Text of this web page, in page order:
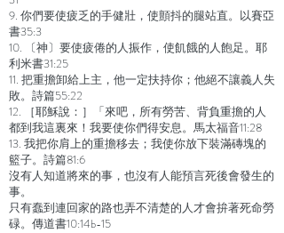
9. 你們要使疲乏的手健壯，使顫抖的腿站直。以賽亞
書35:3
10. 〔神〕要使疲倦的人振作，使飢餓的人飽足。耶
利米書31:25
11. 把重擔卸給上主，他一定扶持你；他絕不讓義人失
敗。詩篇55:22
12. ［耶穌說：］「來吧，所有勞苦、背負重擔的人
都到我這裏來！我要使你們得安息。馬太福音11:28
13. 我把你肩上的重擔移去；我使你放下裝滿磚塊的
籃子。詩篇81:6
沒有人知道將來的事，也沒有人能預言死後會發生的
事。
只有蠢到連回家的路也弄不清楚的人才會拚著死命勞
碌。傳道書10:14b-15